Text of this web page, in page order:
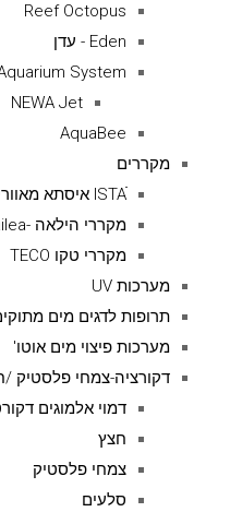
Reef Octopus
Eden - עדן
System
NEWA Jet
AquaBee
מקררים
ISTAׁׂ איסתא מאוורים
מקררי הילאה -hailea
מקררי טקו TECO
מערכות UV
תרופות לדגים מים
מערכות פיצוי מים אוטו'
דקורציה-צמחי פלסטיק
דמוי אלמוגים
חצץ
צמחי פלסטיק
סלעים